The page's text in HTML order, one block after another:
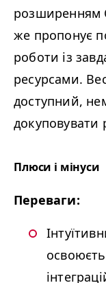
розширенням
же пропонує
роботи із
ресурсами.
доступний,
Плюси і мінуси
Переваги: